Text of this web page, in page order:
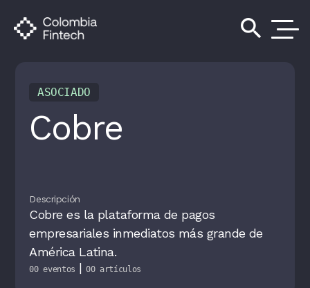
search
ASOCIADO
Cobre
Descripción
Cobre es la plataforma de pagos
empresariales inmediatos más grande de
América Latina.
00 eventos |00 artículos